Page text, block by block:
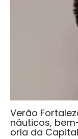
Verão
náuticos,
orla da Capital